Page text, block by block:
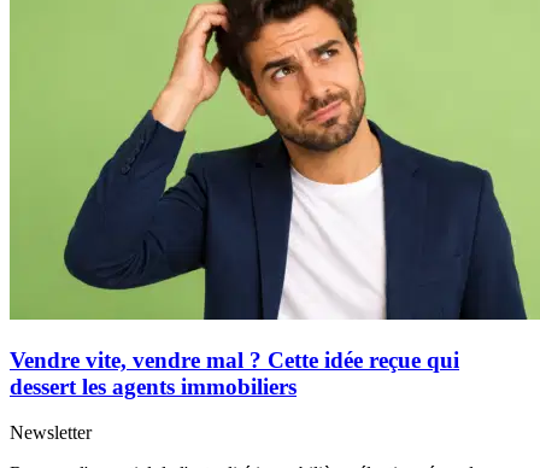
Vendre vite, vendre mal ? Cette idée reçue qui
dessert les agents immobiliers
Newsletter